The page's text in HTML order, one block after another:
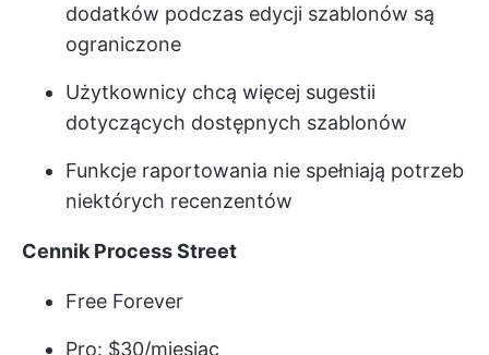
dodatków podczas edycji szablonów są
ograniczone
Użytkownicy chcą więcej sugestii
dotyczących dostępnych szablonów
Funkcje raportowania nie spełniają potrzeb
niektórych recenzentów
Cennik Process Street
Free Forever
Pro: $30/miesiąc